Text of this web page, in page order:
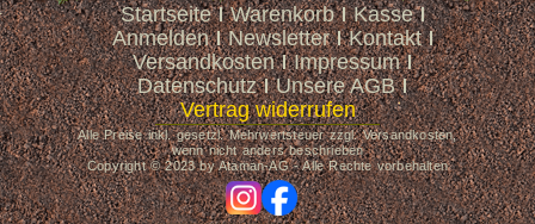
Startseite Warenkorb
Kasse
Anmelden
Newsletter
Kontakt
Versandkosten
Impressum
Datenschutz
Unsere AGB
Vertrag widerrufen
Alle Preise inkl. gesetzl. Mehrwertsteuer zzgl. Versandkosten,
wenn nicht anders beschrieben
Copyright © 2023 by Ataman-AG - Alle Rechte vorbehalten